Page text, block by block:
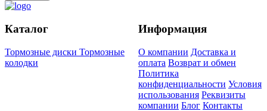
Каталог
Тормозные диски Тормозные
колодки
Информация
О компании Доставка и
оплата Возврат и обмен
Политика
конфиденциальности Условия
использования Реквизиты
компании Блог Контакты